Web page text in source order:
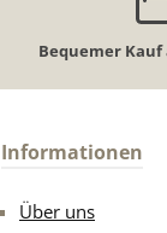
Bequemer
Informationen
Über uns